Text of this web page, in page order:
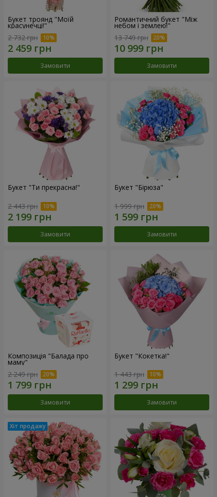
Букет троянд "Моїй
красунечці!"
2 732 грн
Замовити
Романтичний букет "Між
небом і землею!"
13 749 грн
Замовити
Букет "Ти прекрасна!"
2 443 грн
Замовити
Букет "Бірюза"
1 999 грн
Замовити
Композиція "Балада про
маму"
2 249 грн
Замовити
Букет "Кокетка!"
1 443 грн
Замовити